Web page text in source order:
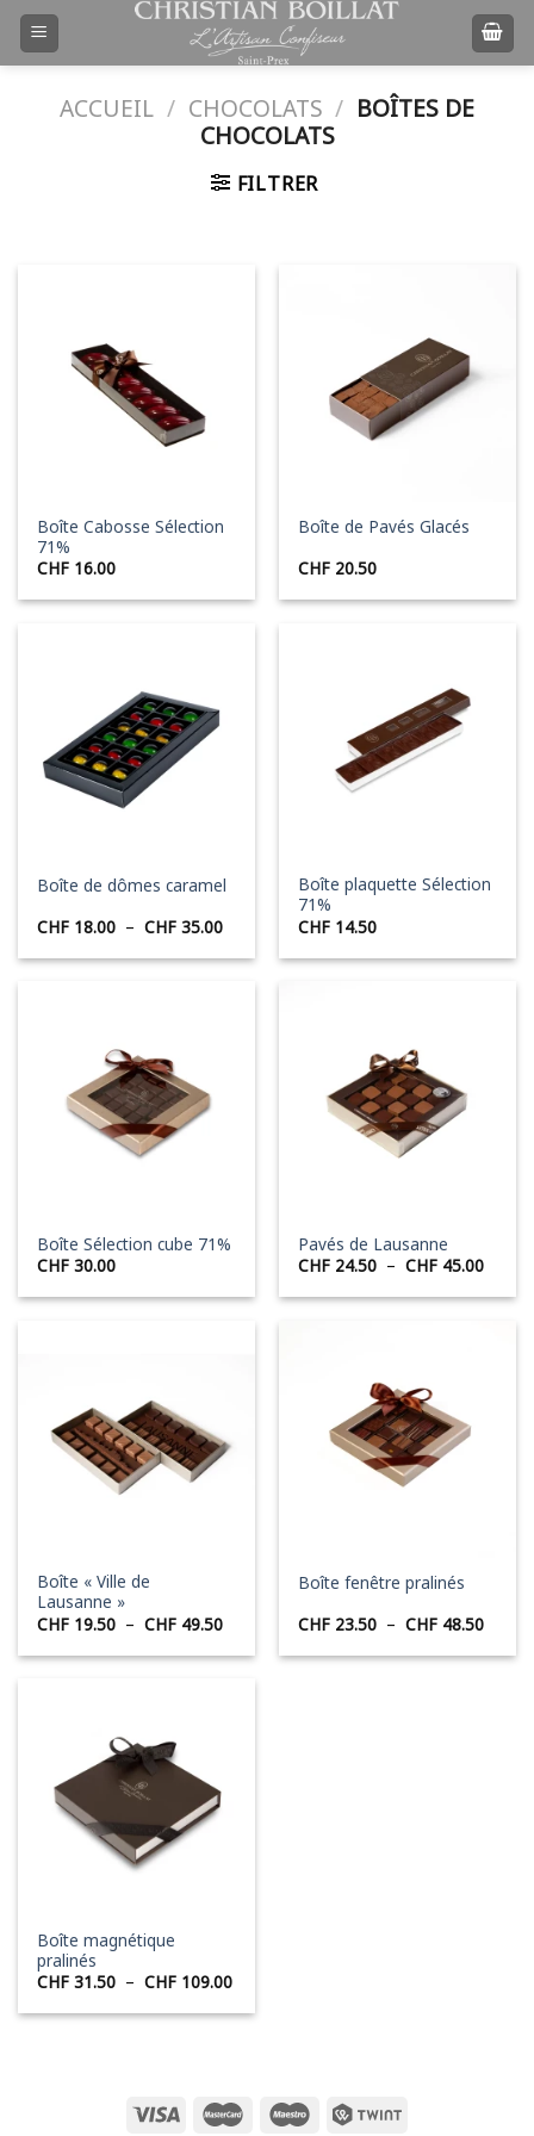
Passer
ACCUEIL / CHOCOLATS /
BOÎTES DE
CHOCOLATS
FILTRER
Boîte Cabosse Sélection
71%
CHF 16.00
Boîte de Pavés Glacés
CHF 20.50
Boîte de dômes caramel
CHF 18.00 – CHF 35.00Plage
prix :
Boîte plaquette Sélection
71%
CHF 14.50
Boîte Sélection cube 71%
CHF 30.00
Pavés de Lausanne
CHF 24.50 – CHF 45.00Plage
prix :
Boîte « Ville de
Lausanne »
CHF 19.50 – CHF 49.50Plage
prix :
Boîte fenêtre pralinés
CHF 23.50 – CHF 48.50Plage
prix :
Boîte magnétique
pralinés
CHF 31.50 – CHF 109.00Plage
prix :